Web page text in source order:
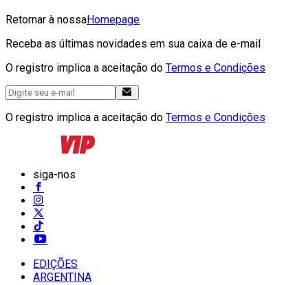
Retornar à nossaHomepage
Receba as últimas novidades em sua caixa de e-mail
O registro implica a aceitação do Termos e Condições
O registro implica a aceitação do Termos e Condições
siga-nos
EDIÇÕES
ARGENTINA